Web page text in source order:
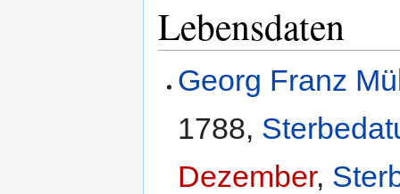
Lebensdaten
Georg Franz
1788,
Dezember,